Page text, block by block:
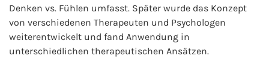
Denken vs. Fühlen umfasst. Später wurde das Konzept
von verschiedenen Therapeuten und Psychologen
weiterentwickelt und fand Anwendung in
unterschiedlichen therapeutischen Ansätzen.